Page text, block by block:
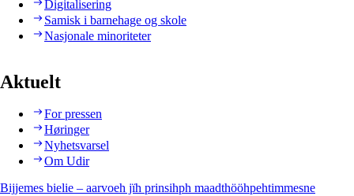
Digitalisering
Samisk i barnehage og skole
Nasjonale minoriteter
Aktuelt
For pressen
Høringer
Nyhetsvarsel
Om Udir
Bijjemes bielie – aarvoeh jïh prinsihph maadthööhpehtimmesne